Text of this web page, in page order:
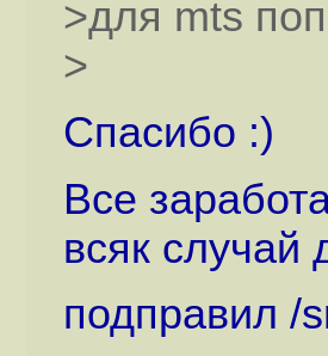
>для mts
>
Спасибо :)
Все
всяк случай
подправил /